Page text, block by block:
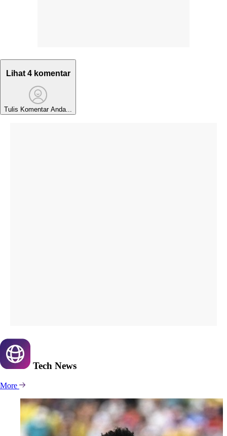
Lihat 4 komentar
Tulis Komentar Anda...
Tech News
More